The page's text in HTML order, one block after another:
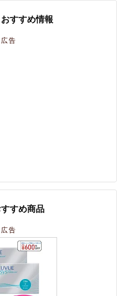
すすめ情報
広告
すめ商品
広告